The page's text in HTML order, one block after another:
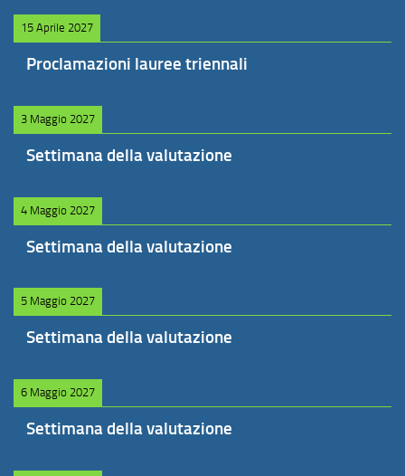
15 Aprile 2027
Proclamazioni lauree triennali
3 Maggio 2027
Settimana della valutazione
4 Maggio 2027
Settimana della valutazione
5 Maggio 2027
Settimana della valutazione
6 Maggio 2027
Settimana della valutazione